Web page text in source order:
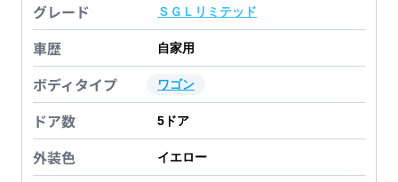
グレード ＳＧＬリミテッド
車歴 自家用
ボディタイプ ワゴン
ドア数 5 ドア
外装色 イエロー